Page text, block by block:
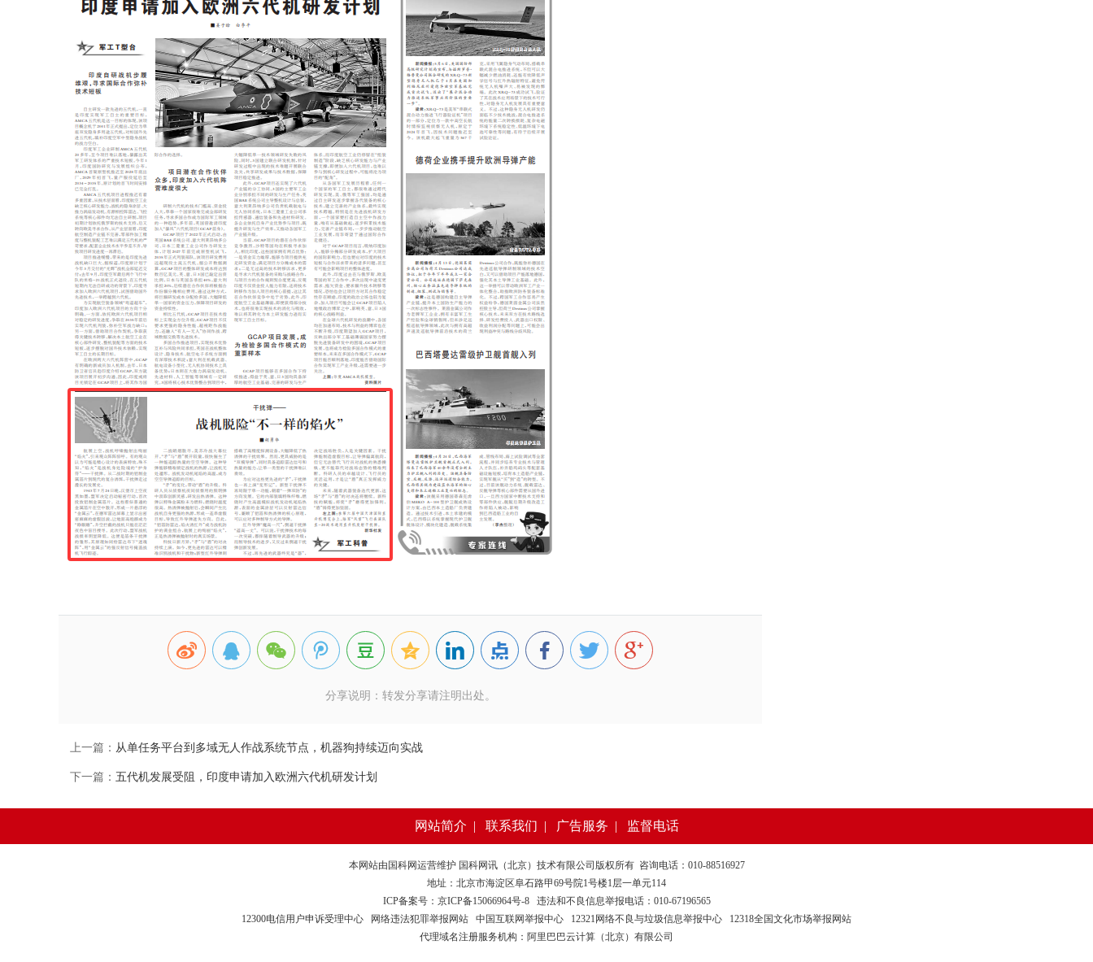
分享说明：转发分享请注明出处。
上一篇： 从单任务平台到多域无人作战系统节点，机器狗持续迈向实战
下一篇： 五代机发展受阻，印度申请加入欧洲六代机研发计划
网站简介 | 联系我们 | 广告服务 | 监督电话
本网站由 国科网运营维护 国科网讯（北京）技术有限公司版权所有 咨询电话：010-88516927
地址：北京市海淀区阜石路甲69号院1号楼1层一单元114
ICP备案号：京ICP备15066964号-8违法和不良信息举报电话：010-67196565
12300电信用户申诉受理中心
网络违法犯罪举报网站 中国互联网举报中心 12321网络不良与垃圾信息举报中心
12318全国文化市场举报网站
代理域名注册服务机构：阿里巴巴云计算（北京）有限公司